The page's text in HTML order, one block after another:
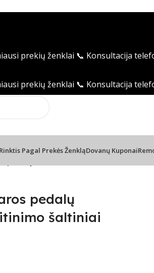
prekių ženklai 📞 Konsultacija
prekių ženklai 📞 Konsultacija
Rinktis Pagal Prekės ŽenkląDovanų Kuponai
pedalų
šaltiniai